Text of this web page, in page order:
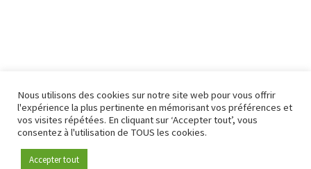
Devenez membre
Nous utilisons des cookies sur notre site web pour vous offrir
l'expérience la plus pertinente en mémorisant vos préférences et
vos visites répétées. En cliquant sur ‘Accepter tout’, vous
consentez à l'utilisation de TOUS les cookies.
Accepter tout